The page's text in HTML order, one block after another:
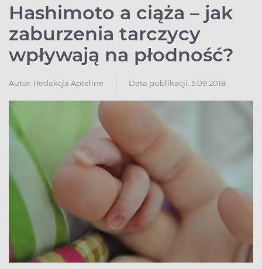
Hashimoto a ciąża – jak
zaburzenia tarczycy
wpływają na płodność?
Autor: Redakcja Apteline Data publikacji: 5.09.2018